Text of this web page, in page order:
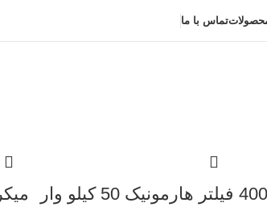
تماس با ما
بانک خازنی 25 کیلو وار 400
فیلتر هارمونیک 50 کیلو وار